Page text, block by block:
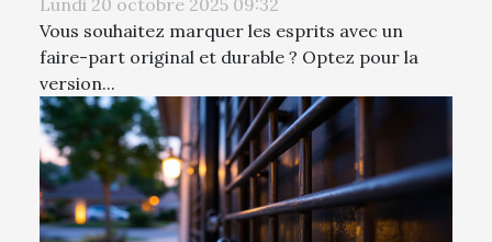
Lundi 20 octobre 2025 09:32
Vous souhaitez marquer les esprits avec un
faire-part original et durable ? Optez pour la
version...